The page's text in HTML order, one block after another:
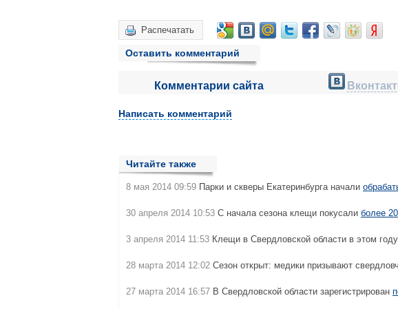
Распечатать
Оставить комментарий
Комментарии сайта
Написать комментарий
Читайте также
8 мая 2014 09:59 Парки и скверы Екатеринбурга начали
30 апреля 2014 10:53 С начала сезона клещи покусали более
3 апреля 2014 11:53 Клещи в Свердловской области в этом году
28 марта 2014 12:02 Сезон открыт: медики призывают
27 марта 2014 16:57 В Свердловской области зарегистрирован